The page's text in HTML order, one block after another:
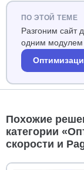
ПО ЭТОЙ ТЕМЕ
Разгоним сайт
одним модулем
Похожие
категории
скорости и